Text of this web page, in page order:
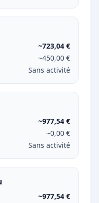
~723,04 €
~450,00 €
Sans activité
~977,54 €
~0,00 €
Sans activité
~977,54 €